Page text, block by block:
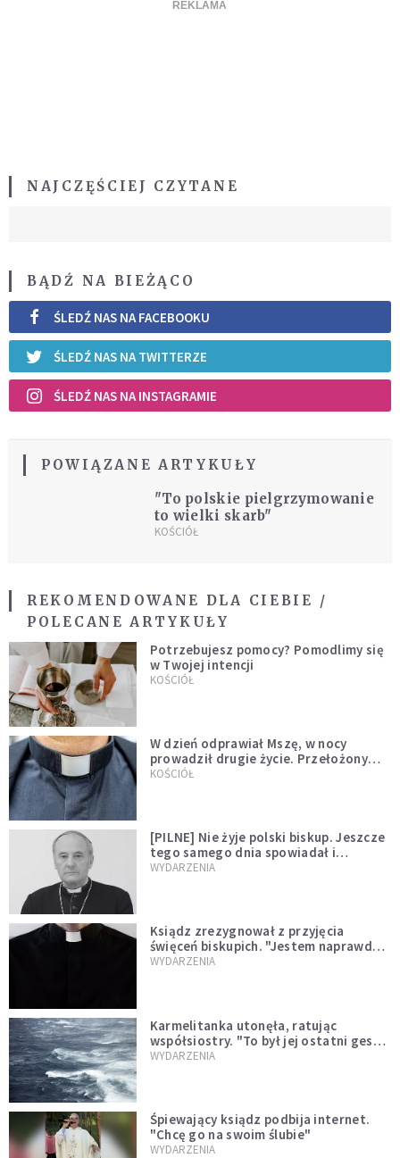
NAJCZĘŚCIEJ CZYTANE
BĄDŹ NA BIEŻĄCO
ŚLEDŹ NAS NA FACEBOOKU
ŚLEDŹ NAS NA TWITTERZE
ŚLEDŹ NAS NA INSTAGRAMIE
POWIĄZANE ARTYKUŁY
"To polskie pielgrzymowanie
to wielki skarb"
KOŚCIÓŁ
REKOMENDOWANE DLA CIEBIE /
POLECANE ARTYKUŁY
Potrzebujesz pomocy? Pomodlimy się
w Twojej intencji
KOŚCIÓŁ
W dzień odprawiał Mszę, w nocy
prowadził drugie życie. Przełożony
kazał mu opuścić zakon
KOŚCIÓŁ
[PILNE] Nie żyje polski biskup. Jeszcze
tego samego dnia spowiadał i
sprawował Mszę świętą
WYDARZENIA
Ksiądz zrezygnował z przyjęcia
święceń biskupich. "Jestem naprawdę
niegodny"
WYDARZENIA
Karmelitanka utonęła, ratując
współsiostry. "To był jej ostatni gest
miłości"
WYDARZENIA
Śpiewający ksiądz podbija internet.
"Chcę go na swoim ślubie"
WYDARZENIA